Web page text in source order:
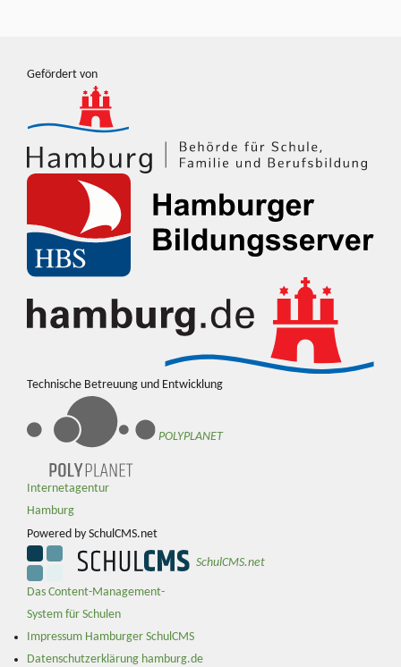
Gefördert von
Technische Betreuung und Entwicklung
POLYPLANET
Internetagentur
Hamburg
Powered by SchulCMS.net
SchulCMS.net
Das Content-Management-
System für Schulen
Impressum Hamburger SchulCMS
Datenschutzerklärung hamburg.de